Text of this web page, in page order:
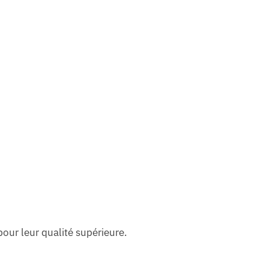
leur qualité supérieure.